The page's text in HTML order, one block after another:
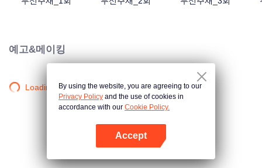
예고&메이킹
Loading…By using the website, you are agreeing to our
Privacy Policy and the use of cookies in
accordance with our Cookie Policy.
Accept